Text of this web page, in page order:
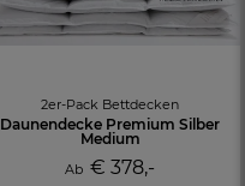
2er-Pack Bettdecken
Daunendecke Premium Silber
Medium
Ab€ 378,-